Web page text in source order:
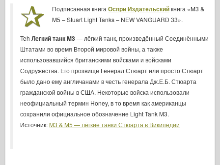
Ваффен-Арсенал
Макеты
Академии
Клуб AFV
Airfix
Ввс
Подписанная книга Оспри Издательскийкнига «M3 &
M5 – Stuart Light Tanks – NEW VANGUARD 33».
Teh Легкий танк M3— лёгкий танк, произведённый Соединёнными
Штатами во время Второй мировой войны, а также
использовавшийся британскими войсками и войсками
Содружества. Его прозвище Генерал Стюарт или просто Стюарт
было дано ему англичанами в честь генерала Дж.Е.Б. Стюарта
гражданской войны в США. Некоторые войска использовали
неофициальный термин Honey, в то время как американцы
сохранили официальное обозначение Light Tank M3.
Источник: M3 & M5 — лёгкие танки Стюарта в Википедии